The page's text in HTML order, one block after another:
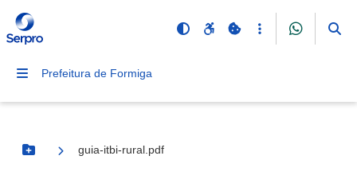
Prefeitura de Formiga
Botão Menu
guia-itbi-rural.pdf